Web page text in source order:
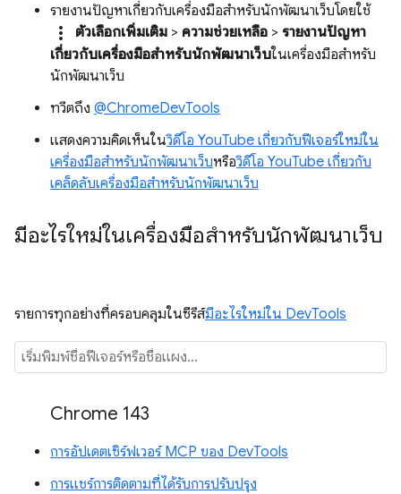
รายงานปัญหาเกี่ยวกับเครื่องมือสำหรับนักพัฒนาเว็บโดยใช้
more_vert ตัวเลือกเพิ่มเติม > ความช่วยเหลือ > รายงานปัญหา
เกี่ยวกับเครื่องมือสำหรับนักพัฒนาเว็บในเครื่องมือสำหรับ
นักพัฒนาเว็บ
ทวีตถึง @ChromeDevTools
แสดงความคิดเห็นในวิดีโอ YouTube เกี่ยวกับฟีเจอร์ใหม่ใน
เครื่องมือสำหรับนักพัฒนาเว็บหรือวิดีโอ YouTube เกี่ยวกับ
เคล็ดลับเครื่องมือสำหรับนักพัฒนาเว็บ
มีอะไรใหม่ในเครื่องมือสำหรับนักพัฒนาเว็บ
รายการทุกอย่างที่ครอบคลุมในซีรีส์มีอะไรใหม่ใน DevTools
Chrome 143
การอัปเดตเซิร์ฟเวอร์ MCP ของ DevTools
การแชร์การติดตามที่ได้รับการปรับปรุง